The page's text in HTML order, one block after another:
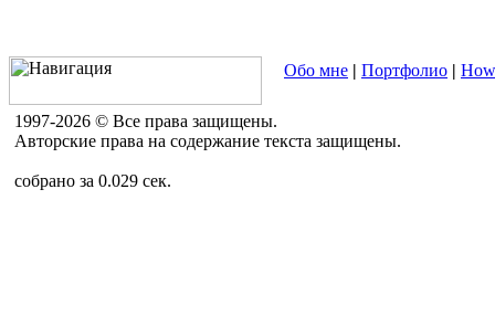
Обо мне | Портфолио |
1997-2026 © Все права защищены.
Авторские права на содержание текста защищены.
собрано за 0.029 сек.